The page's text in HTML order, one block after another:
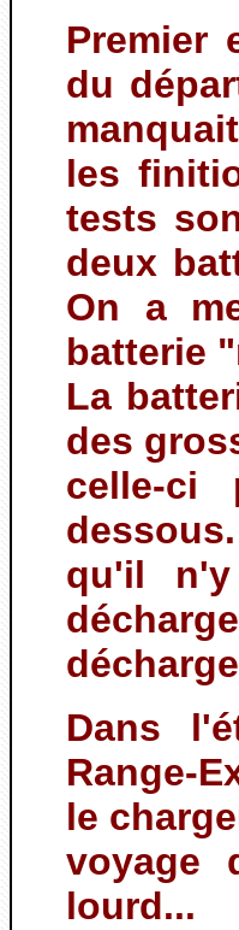
Premier
du
les
tests
deux
On a
batterie
La
des
celle-
qu'il
Dans
Range-
le
voyage
lourd...